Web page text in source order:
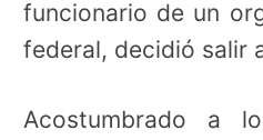
funcionario de un
federal, decidió salir
Acostumbrado a